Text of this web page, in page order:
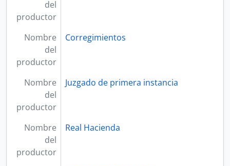
del
productor
Nombre
del
productor
Corregimientos
Nombre
del
productor
Juzgado de primera instancia
Nombre
del
productor
Real Hacienda